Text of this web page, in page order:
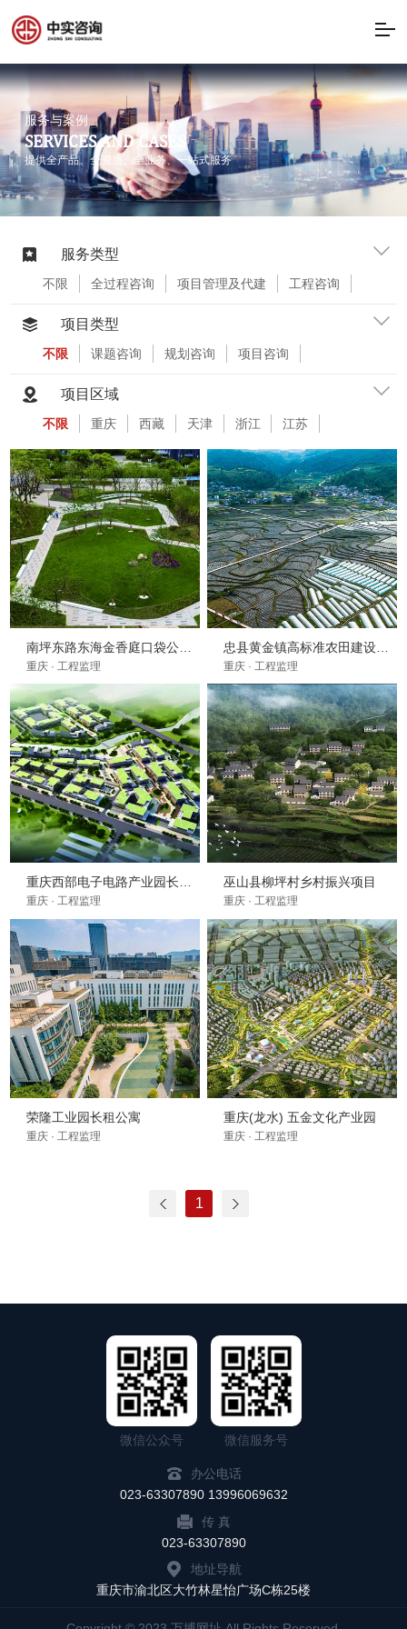
服务与案例
SERVICES AND CASES
提供全产品、全资质、全业务、一站式服务
服务类型
不限 全过程咨询 项目管理及代建
工程咨询
BIM咨询
房地产土地资产评估
项目类型
不限 课题咨询 规划咨询
项目咨询
工程监理
概算编审
项目区域
不限 重庆 西藏 天津 浙江
江苏
湖北
四川 安徽 江西 河北
福建
山东
山西 陕西 海外 云南
贵州
黑龙江
辽宁 吉林 甘肃 内蒙古
重庆 · 工程监理 重庆 · 工程监理
重庆西部电子电路产业园长租公寓(二期)
重庆 · 工程监理
巫山县柳坪村乡村振兴项目
重庆 · 工程监理
荣隆工业园长租公寓
重庆 · 工程监理
重庆(龙水) 五金文化产业园
重庆 · 工程监理
1
办公电话
023-63307890 13996069632
传 真
023-63307890
地址导航
重庆市渝北区大竹林星怡广场C栋25楼
微信公众号 微信服务号